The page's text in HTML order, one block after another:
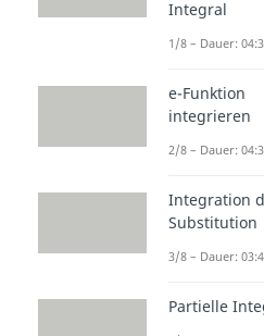
Integral
1/8 – Dauer:
e-Funktion
integrieren
2/8 – Dauer:
Integration
Substitution
3/8 – Dauer:
Partielle